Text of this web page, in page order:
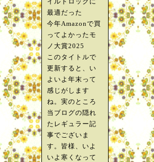
最適だった
今年Amazonで買
ってよかったモ
ノ大賞2025
このタイトルで
更新すると、い
よいよ年末って
感じがします
ね。実のところ
当ブログの隠れ
たレギュラー記
事でございま
す。皆様、いよ
いよ寒くなって